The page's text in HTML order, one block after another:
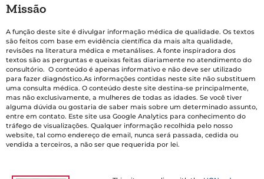
Missão
A função deste site é divulgar informação médica de qualidade. Os textos
são feitos com base em evidência científica da mais alta qualidade,
revisões na literatura médica e metanálises. A fonte inspiradora dos
textos são as perguntas e queixas feitas diariamente no atendimento do
consultório. O conteúdo é apenas informativo e não deve ser utilizado
para fazer diagnóstico.As informações contidas neste site não substituem
uma consulta médica. O conteúdo deste site destina-se principalmente,
mas não exclusivamente, a mulheres de todas as idades. Se você tiver
alguma dúvida ou gostaria de saber mais sobre um determinado assunto,
entre em contato. Este site usa Google Analytics para conhecimento do
tráfego de visualizações. Qualquer informação recolhida pelo nosso
website, tal como endereço de email, nunca será passada, cedida ou
vendida a terceiros, a não ser que requerida por lei.